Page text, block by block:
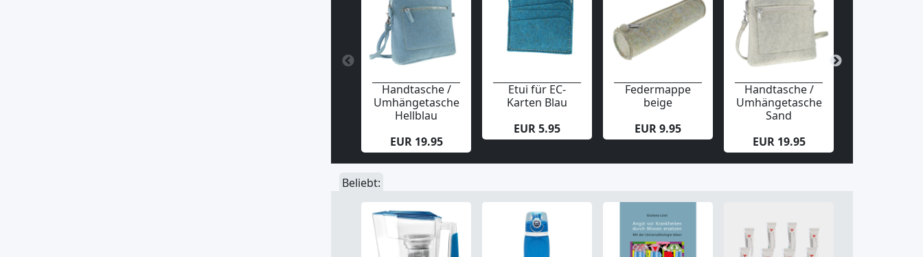
Handtasche /
Umhängetasche
Hellblau
EUR 19.95
Etui für EC-
Karten Blau
EUR 5.95
Federmappe
beige
EUR 9.95
Handtasche /
Umhängetasche
Sand
EUR 19.95
Beliebt: